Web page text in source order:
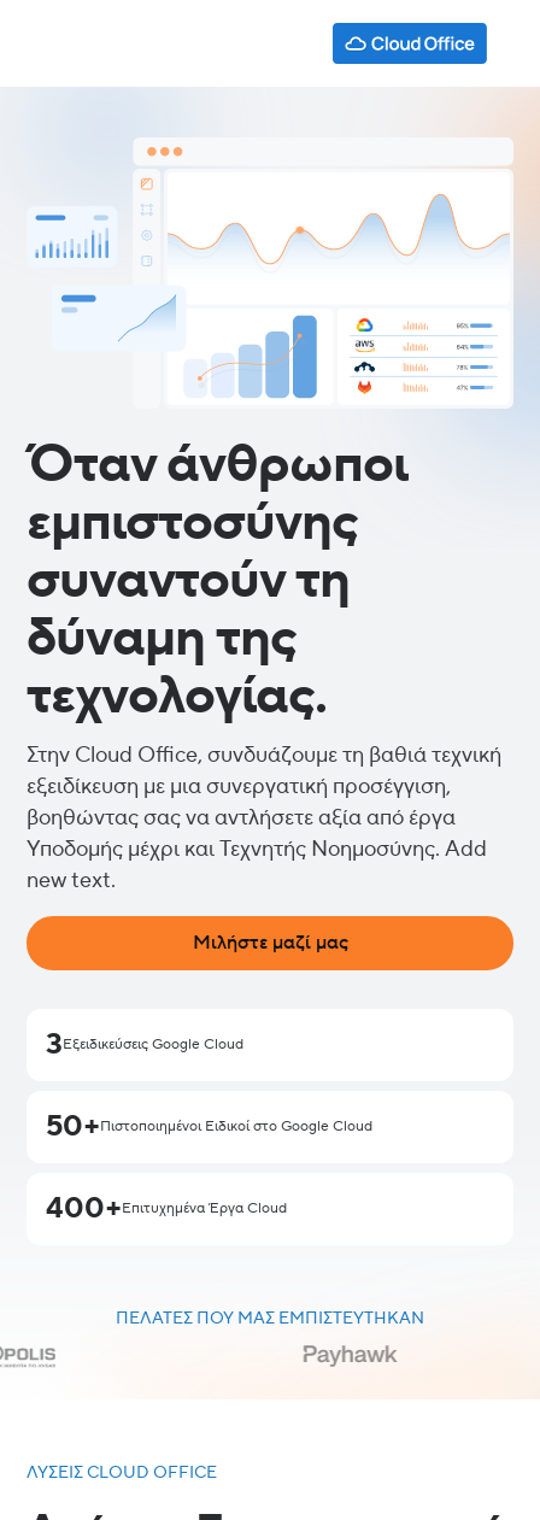
Όταν άνθρωποι
εμπιστοσύνης
συναντούν τη
δύναμη της
τεχνολογίας.
Στην Cloud Office, συνδυάζουμε τη βαθιά τεχνική
εξειδίκευση με μια συνεργατική προσέγγιση,
βοηθώντας σας να αντλήσετε αξία από έργα
Υποδομής μέχρι και Τεχνητής Νοημοσύνης. Add
new text.
Μιλήστε μαζί μας
3Εξειδικεύσεις Google Cloud
50+Πιστοποιημένοι Ειδικοί στο Google Cloud
400+Επιτυχημένα Έργα Cloud
ΠΕΛΆΤΕΣ ΠΟΥ ΜΑΣ ΕΜΠΙΣΤΕΎΤΗΚΑΝ
ΛΎΣΕΙΣ CLOUD OFFICE